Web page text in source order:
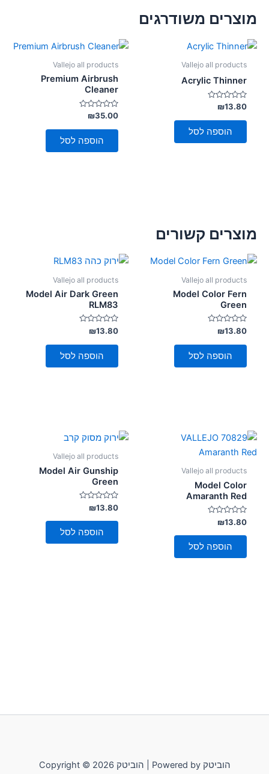
מוצרים משודרגים
Vallejo all products
Acrylic Thinner
דורג
0
מתוך
₪13.80
הוספה לסל
Vallejo all products
Premium Airbrush
Cleaner
דורג
0
מתוך
₪35.00
הוספה לסל
מוצרים קשורים
Vallejo all products
Model Color Fern
Green
דורג
0
מתוך
₪13.80
הוספה לסל
Vallejo all products
Model Air Dark Green
RLM83
דורג
0
מתוך
₪13.80
הוספה לסל
Vallejo all products
Model Color
Amaranth Red
דורג
0
מתוך
₪13.80
הוספה לסל
Vallejo all products
Model Air Gunship
Green
דורג
0
מתוך
₪13.80
הוספה לסל
Copyright © 2026 הוביטק | Powered by הוביטק